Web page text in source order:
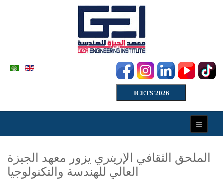
ICETS'2026
الملحق الثقافي الإريتري يزور معهد الجيزة
العالي للهندسة والتكنولوجيا